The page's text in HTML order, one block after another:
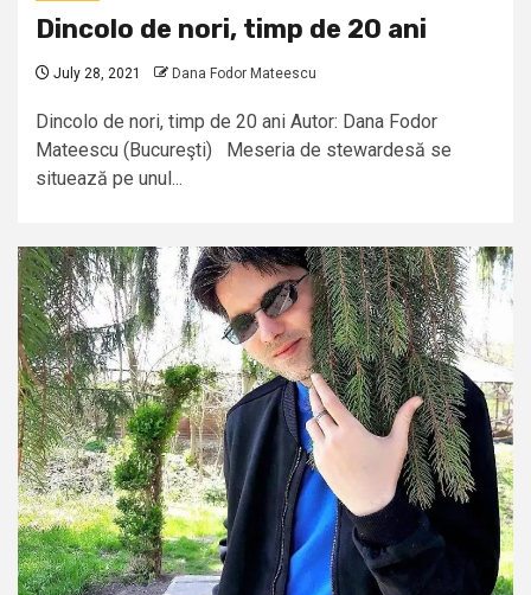
Dincolo de nori, timp de 20 ani
July 28, 2021 Dana Fodor Mateescu
Dincolo de nori, timp de 20 ani Autor: Dana Fodor
Mateescu (Bucureşti) Meseria de stewardesă se
situează pe unul...